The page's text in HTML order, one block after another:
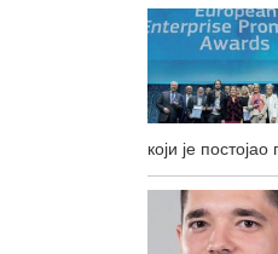
који је